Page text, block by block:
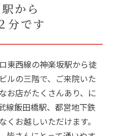
から
分です
東西線の神楽坂駅から徒
ルの三階で、ご来院いた
お店がたくさんあり、に
線飯田橋駅、都営地下鉄
お越しいただけます。